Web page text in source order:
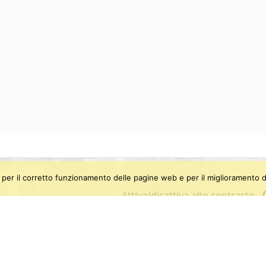
Attiva/disattiva alto contrasto
il corretto funzionamento delle pagine web e per il miglioramento